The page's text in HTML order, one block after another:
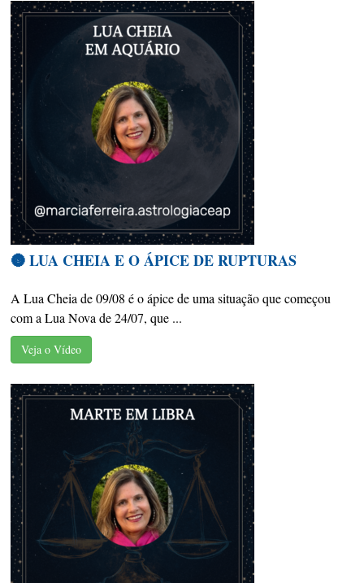
🌚 LUA CHEIA E O ÁPICE DE RUPTURAS
A Lua Cheia de 09/08 é o ápice de uma situação que começou
com a Lua Nova de 24/07, que ...
Veja o Vídeo